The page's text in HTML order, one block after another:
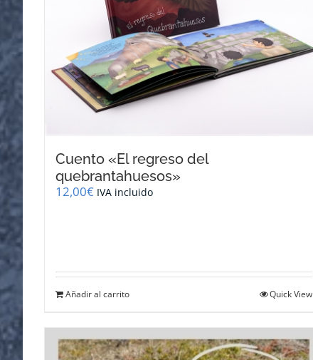
Cuento «El regreso del
quebrantahuesos»
12,00€ IVA incluido
Añadir al carrito Quick View